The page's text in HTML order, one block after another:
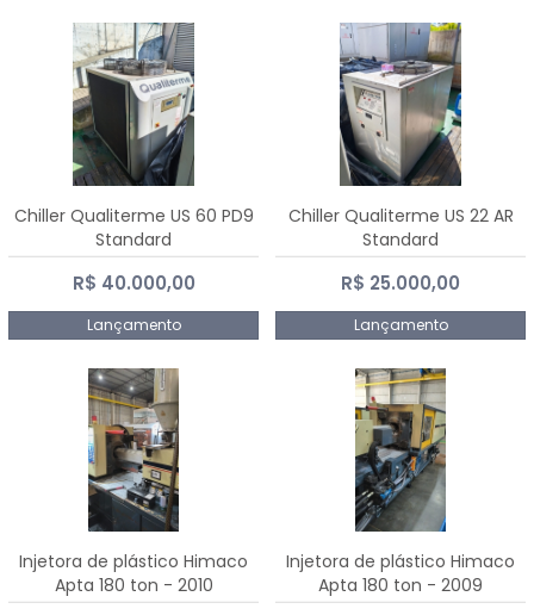
Chiller Qualiterme US 60 PD9
Standard
R$ 40.000,00
Lançamento
Chiller Qualiterme US 22 AR
Standard
R$ 25.000,00
Lançamento
Injetora de plástico Himaco
Apta 180 ton - 2010
Injetora de plástico Himaco
Apta 180 ton - 2009